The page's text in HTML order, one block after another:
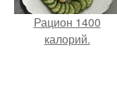
Рацион 1400
калорий.